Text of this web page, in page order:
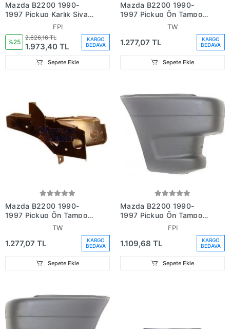
Mazda B2200 1990-
1997 Pickup Karlık Siyah
Plastik (Ön Tampon Altı)
(Spoıler) (Fpı) (Adet)
(Oem No:Ue5550066B)
FPI
%25
2.626,16 TL
1.973,40 TL
KARGO
BEDAVA
Sepete Ekle
Mazda B2200 1990-
1997 Pickup Ön Tampon
Bağlantı Braketi Sağ
No:Ub3950080)
TW
1.277,07 TL
KARGO
BEDAVA
Sepete Ekle
Mazda B2200 1990-
1997 Pickup Ön Tampon
Bağlantı Braketi Sol (Tw)
No:Ub3950090)
TW
1.277,07 TL
KARGO
BEDAVA
Sepete Ekle
Mazda B2200 1990-
1997 Pickup Ön Tampon
Ucu Sağ (Plastik) (Fpı)
No:Ub3950040)
FPI
1.109,68 TL
KARGO
BEDAVA
Sepete Ekle